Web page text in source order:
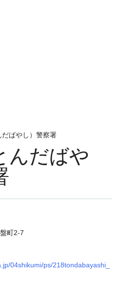
ばやし）警察署
んだばや
町2-7
04shikumi/ps/218tondabayashi_